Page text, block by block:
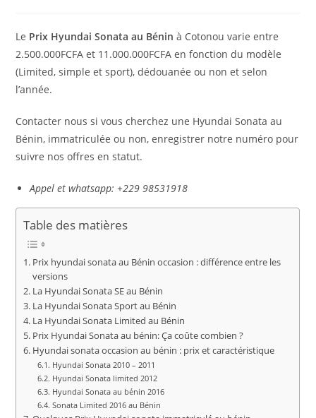
publication :
Le Prix Hyundai Sonata au Bénin à Cotonou varie entre
2.500.000FCFA et 11.000.000FCFA en fonction du modèle
(Limited, simple et sport), dédouanée ou non et selon
l’année.
Contacter nous si vous cherchez une Hyundai Sonata au
Bénin, immatriculée ou non, enregistrer notre numéro pour
suivre nos offres en statut.
Appel et whatsapp: +229 98531918
Table des matières
Prix hyundai sonata au Bénin occasion : différence entre les
versions
La Hyundai Sonata SE au Bénin
La Hyundai Sonata Sport au Bénin
La Hyundai Sonata Limited au Bénin
Prix Hyundai Sonata au bénin: Ça coûte combien ?
Hyundai sonata occasion au bénin : prix et caractéristique
Hyundai Sonata 2010 – 2011
Hyundai Sonata limited 2012
Hyundai Sonata au bénin 2016
Sonata Limited 2016 au Bénin